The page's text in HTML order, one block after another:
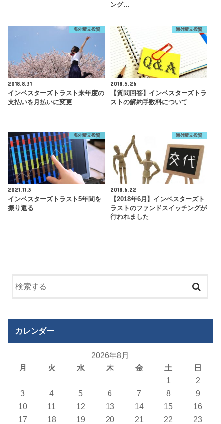
ング…
海外積立投資
2018.8.31
インベスターズトラスト来年度の
支払いを月払いに変更
海外積立投資
2018.5.26
【質問回答】インベスターズトラ
ストの解約手数料について
海外積立投資
2021.11.3
インベスターズトラスト5年間を
振り返る
海外積立投資
2018.6.22
【2018年6月】インベスターズト
ラストのファンドスイッチングが
行われました
カレンダー
2026年8月
月
火 水 木 金 土
日
1
2
3
4 5 6 7 8
9
10
11 12 13 14 15
16
17
18 19 20 21 22
23